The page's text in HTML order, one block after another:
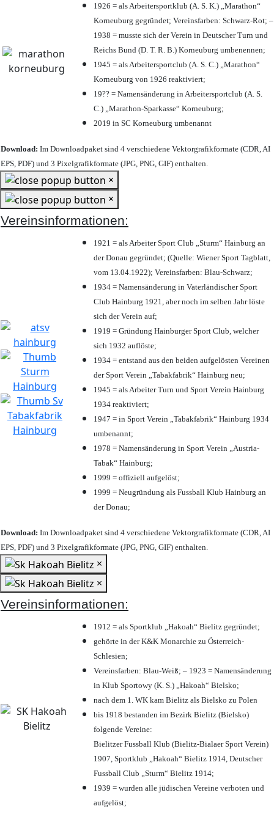
1926 = als Arbeitersportklub (A. S. K.) „Marathon“
Korneuburg gegründet; Vereinsfarben: Schwarz-Rot; –
1938 = musste sich der Verein in Deutscher Turn und
Reichs Bund (D. T. R. B.) Korneuburg umbenennen;
1945 = als Arbeitersportclub (A. S. C.) „Marathon“
Korneuburg von 1926 reaktiviert;
19?? = Namensänderung in Arbeitersportclub (A. S.
C.) „Marathon-Sparkasse“ Korneuburg;
2019 in SC Korneuburg umbenannt
Download: Im Downloadpaket sind 4 verschiedene Vektorgrafikformate (CDR, AI
EPS, PDF) und 3 Pixelgrafikformate (JPG, PNG, GIF) enthalten.
×
×
Vereinsinformationen:
1921 = als Arbeiter Sport Club „Sturm“ Hainburg an
der Donau gegründet; (Quelle: Wiener Sport Tagblatt,
vom 13.04.1922); Vereinsfarben: Blau-Schwarz;
1934 = Namensänderung in Vaterländischer Sport
Club Hainburg 1921, aber noch im selben Jahr löste
sich der Verein auf;
1919 = Gründung Hainburger Sport Club, welcher
sich 1932 auflöste;
1934 = entstand aus den beiden aufgelösten Vereinen
der Sport Verein „Tabakfabrik“ Hainburg neu;
1945 = als Arbeiter Turn und Sport Verein Hainburg
1934 reaktiviert;
1947 = in Sport Verein „Tabakfabrik“ Hainburg 1934
umbenannt;
1978 = Namensänderung in Sport Verein „Austria-
Tabak“ Hainburg;
1999 = offiziell aufgelöst;
1999 = Neugründung als Fussball Klub Hainburg an
der Donau;
Download: Im Downloadpaket sind 4 verschiedene Vektorgrafikformate (CDR, AI
EPS, PDF) und 3 Pixelgrafikformate (JPG, PNG, GIF) enthalten.
×
×
Vereinsinformationen:
1912 = als Sportklub „Hakoah“ Bielitz gegründet;
gehörte in der K&K Monarchie zu Österreich-
Schlesien;
Vereinsfarben: Blau-Weiß; – 1923 = Namensänderung
in Klub Sportowy (K. S.) „Hakoah“ Bielsko;
nach dem 1. WK kam Bielitz als Bielsko zu Polen
bis 1918 bestanden im Bezirk Bielitz (Bielsko)
folgende Vereine:
Bielitzer Fussball Klub (Bielitz-Bialaer Sport Verein)
1907, Sportklub „Hakoah“ Bielitz 1914, Deutscher
Fussball Club „Sturm“ Bielitz 1914;
1939 = wurden alle jüdischen Vereine verboten und
aufgelöst;